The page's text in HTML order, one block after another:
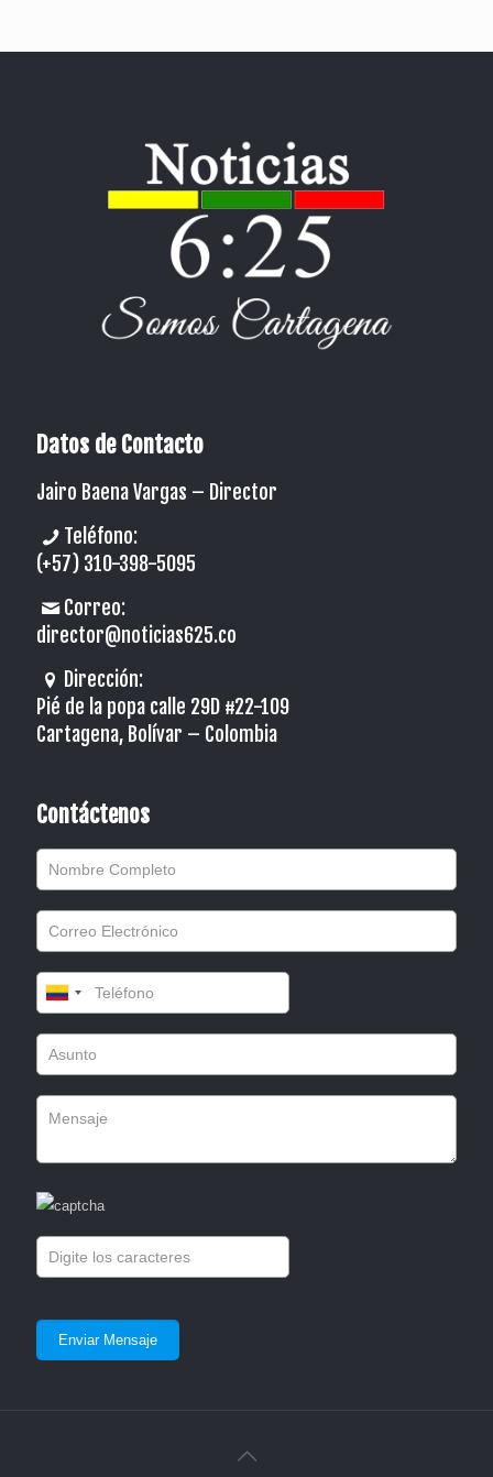
Datos de Contacto
Jairo Baena Vargas – Director
Teléfono:
(+57) 310-398-5095
Correo:
director@noticias625.co
Dirección:
Pié de la popa calle 29D #22-109
Cartagena, Bolívar – Colombia
Contáctenos